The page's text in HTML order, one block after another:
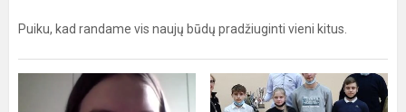
Puiku, kad randame vis naujų būdų pradžiuginti vieni kitus.